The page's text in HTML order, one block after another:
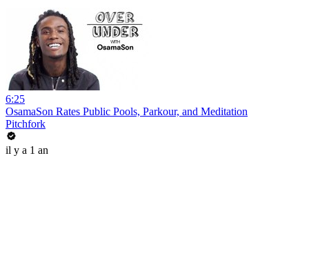
6:25
OsamaSon Rates Public Pools, Parkour, and Meditation
Pitchfork
il y a 1 an